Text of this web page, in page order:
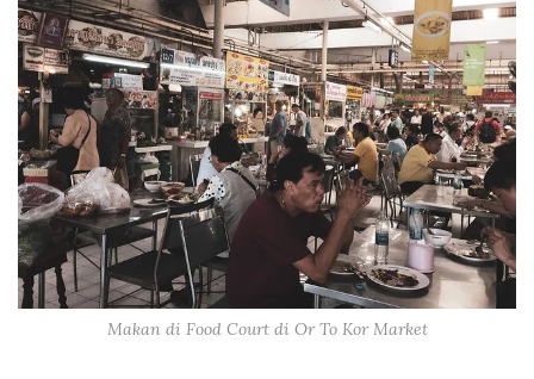
Makan di Food Court di Or To Kor Market